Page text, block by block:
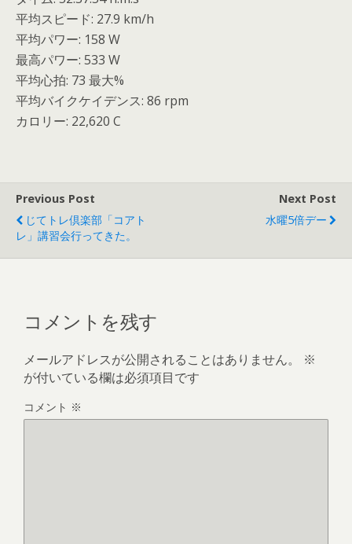
平均スピード: 27.9 km/h
平均パワー: 158 W
最高パワー: 533 W
平均心拍: 73 最大%
平均バイクケイデンス: 86 rpm
カロリー: 22,620 C
Previous Post
じてトレ倶楽部「コアト
レ」講習会行ってきた。
Next Post
水曜5倍デー
コメントを残す
メールアドレスが公開されることはありません。
※
が付いている欄は必須項目です
コメント ※